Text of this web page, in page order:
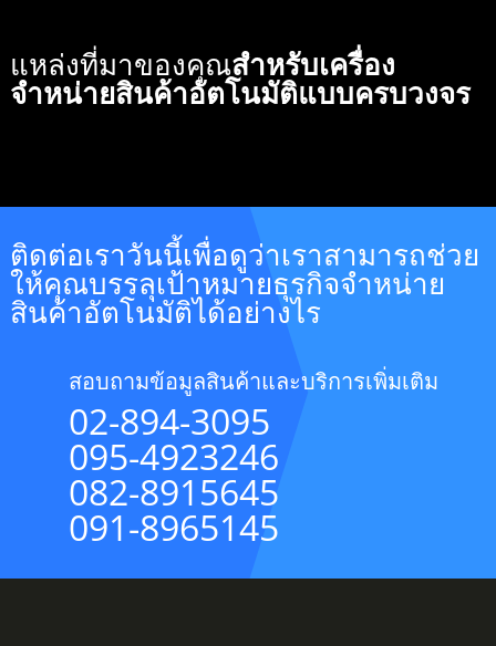
แหล่งที่มาของคุณสำหรับเครื่อง
จำหน่ายสินค้าอัตโนมัติแบบครบวงจร
ติดต่อเราวันนี้เพื่อดูว่าเราสามารถช่วย
ให้คุณบรรลุเป้าหมายธุรกิจจำหน่าย
สินค้าอัตโนมัติได้อย่างไร
สอบถามข้อมูลสินค้าและบริการเพิ่มเติม
02-894-3095
095-4923246
082-8915645
091-8965145